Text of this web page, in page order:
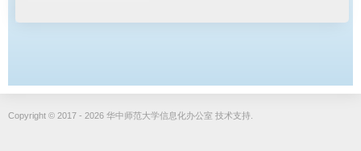
Copyright © 2017 - 2026 华中师范大学信息化办公室 技术支持.